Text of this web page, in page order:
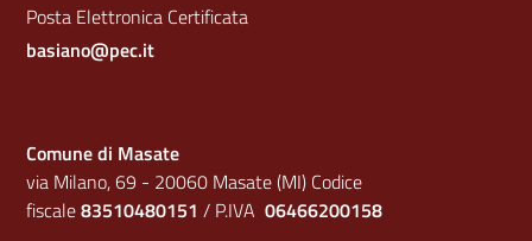
Posta Elettronica Certificata
basiano@pec.it
Comune di Masate
via Milano, 69 - 20060 Masate (MI) Codice
fiscale83510480151 / P.IVA 06466200158